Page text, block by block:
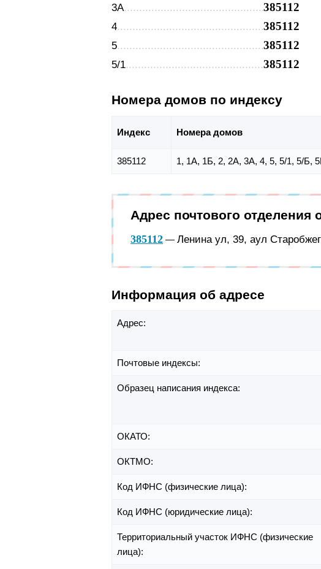
3А 385112
4 385112
5 385112
5/1 385112
Номера домов по индексу
Индекс Номера домов
385112 1, 1А, 1Б, 2, 2А, 3А, 4, 5, 5/1, 5/Б,
Адрес почтового
385112 — Ленина ул, 39, аул
Информация об адресе
Адрес:
Почтовые индексы:
Образец написания индекса:
ОКАТО:
ОКТМО:
Код ИФНС (физические лица):
Код ИФНС (юридические лица):
Территориальный участок ИФНС (физические
лица):